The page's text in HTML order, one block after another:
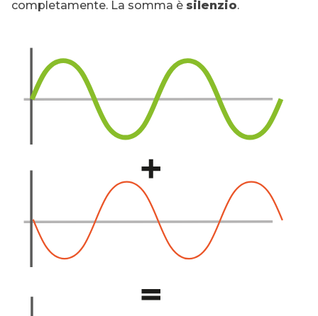
completamente. La somma è silenzio.